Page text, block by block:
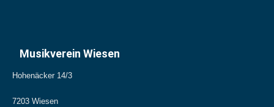
Musikverein Wiesen
Hohenäcker 14/3
7203 Wiesen